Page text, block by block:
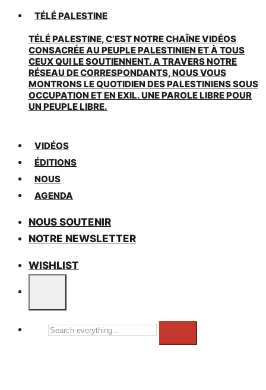
TÉLÉ PALESTINE
TÉLÉ PALESTINE, C’EST NOTRE CHAÎNE VIDÉOS
CONSACRÉE AU PEUPLE PALESTINIEN ET À TOUS
CEUX QUI LE SOUTIENNENT. A TRAVERS NOTRE
RÉSEAU DE CORRESPONDANTS, NOUS VOUS
MONTRONS LE QUOTIDIEN DES PALESTINIENS SOUS
OCCUPATION ET EN EXIL. UNE PAROLE LIBRE POUR
UN PEUPLE LIBRE.
VIDÉOS
ÉDITIONS
NOUS
AGENDA
NOUS SOUTENIR
NOTRE NEWSLETTER
WISHLIST
Search